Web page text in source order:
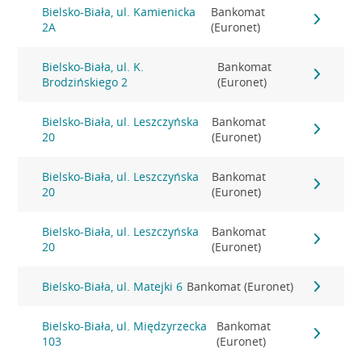
Bielsko-Biała, ul. Kamienicka
2A
Bankomat
(Euronet)
Bielsko-Biała, ul. K.
Brodzińskiego 2
Bankomat
(Euronet)
Bielsko-Biała, ul. Leszczyńska
20
Bankomat
(Euronet)
Bielsko-Biała, ul. Leszczyńska
20
Bankomat
(Euronet)
Bielsko-Biała, ul. Leszczyńska
20
Bankomat
(Euronet)
Bielsko-Biała, ul. Matejki 6 Bankomat (Euronet)
Bielsko-Biała, ul. Międzyrzecka
103
Bankomat
(Euronet)